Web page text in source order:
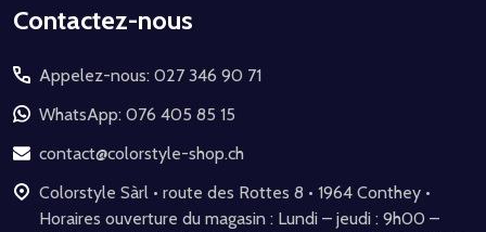
Début
pied
de
page
Contactez-nous
Appelez-nous: 027 346 90 71
WhatsApp: 076 405 85 15
contact@colorstyle-shop.ch
Colorstyle Sàrl • route des Rottes 8 • 1964 Conthey •
Horaires ouverture du magasin : Lundi – jeudi : 9h00 –